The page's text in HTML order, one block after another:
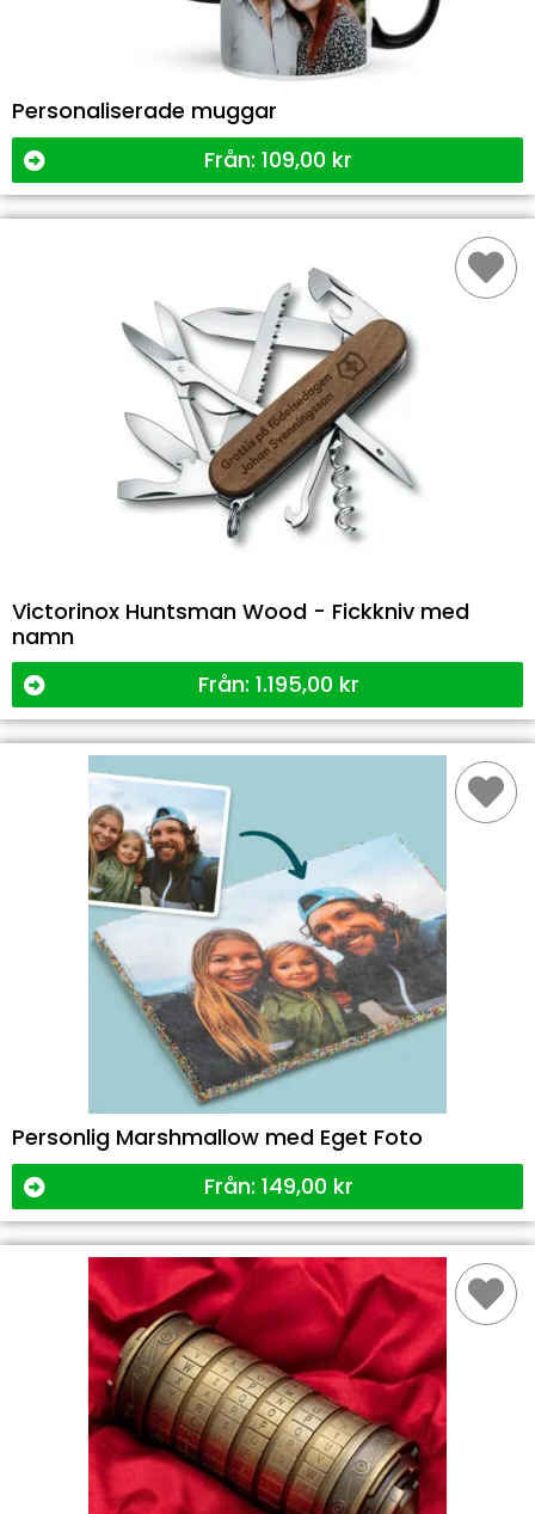
Personaliserade muggar
Från: 109,00 kr
Victorinox Huntsman Wood - Fickkniv med
namn
Från: 1.195,00 kr
Personlig Marshmallow med Eget Foto
Från: 149,00 kr